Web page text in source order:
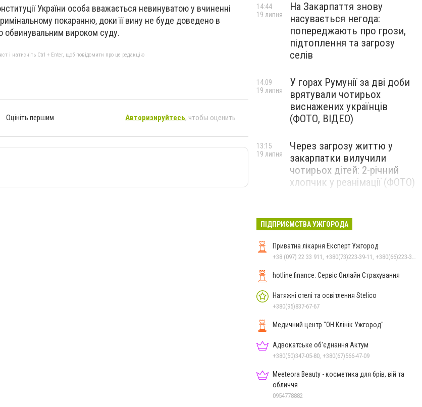
України особа вважається невинуватою у вчиненні
покаранню, доки її вину не буде доведено в
обвинувальним вироком суду.
і натисніть Ctrl + Enter, щоб повідомити про це редакцію
Оцініть першим Авторизируйтесь, чтобы оценить
На Закарпаття знову
насувається негода:
попереджають про грози,
підтоплення та загрозу
селів
14:44
19 липня
У горах Румунії за дві доби
врятували чотирьох
виснажених українців
(ФОТО, ВІДЕО)
14:09
19 липня
Через загрозу життю у
закарпатки вилучили
чотирьох дітей: 2-річний
хлопчик у реанімації (ФОТО)
13:15
19 липня
полеглим захисником
Артемом Ромчаком
19 липня
ПІДПРИЄМСТВА УЖГОРОДА
Приватна лікарня Експерт Ужгород
+38 (097) 22 33 911, +380(73)223-39-11, +380(66)223-39-11
hotline.finance: Сервіс Онлайн Страхування
Натяжні стелі та освітлення Stelico
+380(95)837-67-67
Медичний центр "ОН Клінік Ужгород"
Адвокатське об'єднання Актум
+380(50)347-05-80, +380(67)566-47-09
Meeteora Beauty - косметика для брів, вій та
обличчя
0954778882